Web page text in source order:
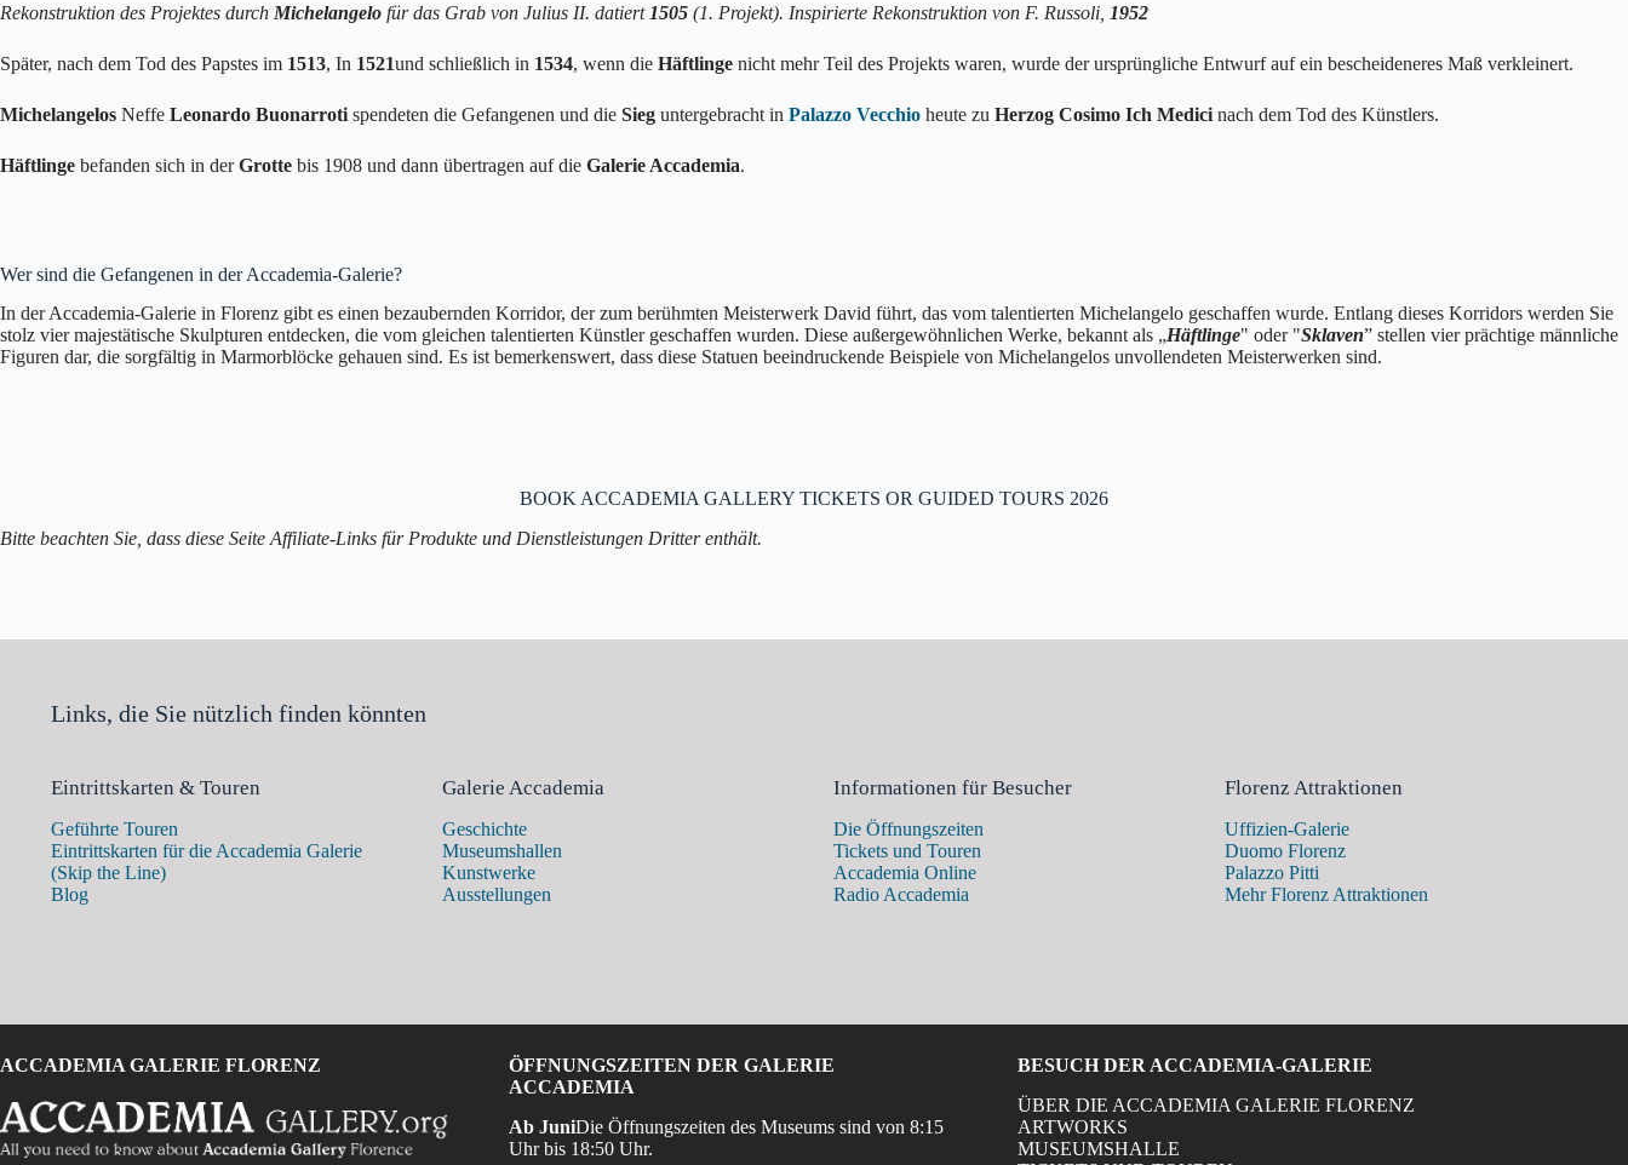
Rekonstruktion des Projektes durch Michelangelo für das Grab von Julius II. datiert 1505 (1. Projekt). Inspirierte Rekonstruktion von F. Russoli, 1952
Später, nach dem Tod des Papstes im 1513, In 1521und schließlich in 1534, wenn die Häftlinge nicht mehr Teil des Projekts waren, wurde der ursprüngliche Entwurf auf ein bescheideneres Maß verkleinert.
Michelangelos Neffe Leonardo Buonarroti spendeten die Gefangenen und die Sieg untergebracht in Palazzo Vecchio heute zu Herzog Cosimo Ich Medici nach dem Tod des Künstlers.
Häftlinge befanden sich in derGrotte bis 1908 und dann übertragen auf die Galerie Accademia.
Wer sind die Gefangenen in der Accademia-Galerie?
In der Accademia-Galerie in Florenz gibt es einen bezaubernden Korridor, der zum berühmten Meisterwerk David führt, das vom talentierten Michelangelo geschaffen wurde. Entlang dieses Korridors werden Sie
stolz vier majestätische Skulpturen entdecken, die vom gleichen talentierten Künstler geschaffen wurden. Diese außergewöhnlichen Werke, bekannt als „Häftlinge" oder "Sklaven” stellen vier prächtige männliche
Figuren dar, die sorgfältig in Marmorblöcke gehauen sind. Es ist bemerkenswert, dass diese Statuen beeindruckende Beispiele von Michelangelos unvollendeten Meisterwerken sind.
BOOK ACCADEMIA GALLERY TICKETS OR GUIDED TOURS 2026
Bitte beachten Sie, dass diese Seite Affiliate-Links für Produkte und Dienstleistungen Dritter enthält.
Links, die Sie nützlich finden könnten
Eintrittskarten & Touren
Geführte Touren
Eintrittskarten für die Accademia Galerie
(Skip the Line)
Blog
Galerie Accademia
Geschichte
Museumshallen
Kunstwerke
Ausstellungen
Informationen für Besucher
Die Öffnungszeiten
Tickets und Touren
Accademia Online
Radio Accademia
Florenz Attraktionen
Uffizien-Galerie
Duomo Florenz
Palazzo Pitti
Mehr Florenz Attraktionen
ACCADEMIA GALERIE FLORENZ
ÖFFNUNGSZEITEN DER GALERIE
ACCADEMIA
Ab JuniDie Öffnungszeiten des Museums sind von 8:15
Uhr bis 18:50 Uhr.
BESUCH DER ACCADEMIA-GALERIE
ÜBER DIE ACCADEMIA GALERIE FLORENZ
ARTWORKS
MUSEUMSHALLE